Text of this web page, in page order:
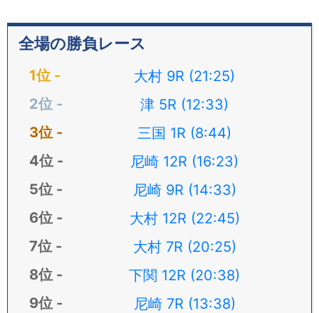
全場の勝負レース
大村 9R (21:25)
津 5R (12:33)
三国 1R (8:44)
尼崎 12R (16:23)
尼崎 9R (14:33)
大村 12R (22:45)
大村 7R (20:25)
下関 12R (20:38)
尼崎 7R (13:38)